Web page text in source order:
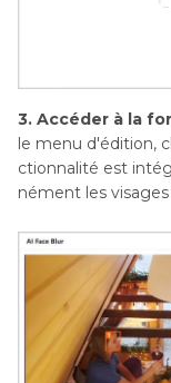
3. Accéder à la
le menu d'édition,
ctionnalité est
nément les visages